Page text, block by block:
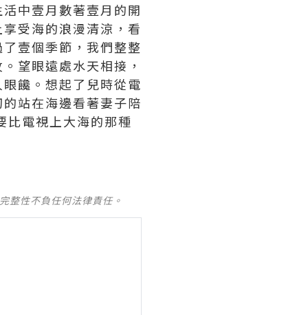
中壹月數著壹月的開
受海的浪漫清涼，看
壹個季節，我們整整
望眼遠處水天相接，
饞。想起了兒時從電
站在海邊看著妻子陪
比電視上大海的那種
整性不負任何法律責任。